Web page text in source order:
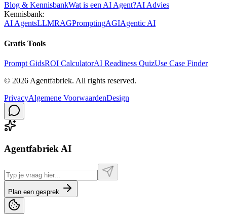
Blog & KennisbankWat is een AI Agent?AI Advies
Kennisbank:
AI AgentsLLMRAGPromptingAGIAgentic AI
Gratis Tools
Prompt GidsROI CalculatorAI Readiness QuizUse Case Finder
© 2026 Agentfabriek. All rights reserved.
PrivacyAlgemene VoorwaardenDesign
Agentfabriek AI
Plan een gesprek